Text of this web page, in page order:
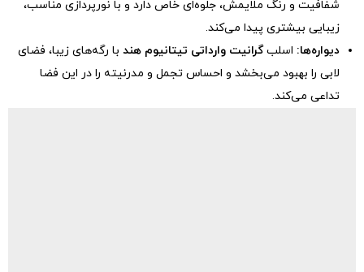
شفافیت و رنگ ملایمش، جلوه‌ای خاص دارد و با نورپردازی مناسب،
زیبایی بیشتری پیدا می‌کند.
دیواره‌ها: اسلبگرانیت وارداتی تیتانیوم هند با رگه‌های زیبا، فضای
لابی را بهبود می‌بخشد و احساس تجمل و مدرنیته را در این فضا
تداعی می‌کند.